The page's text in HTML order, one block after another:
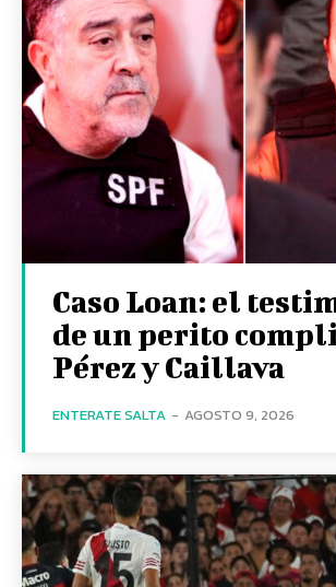
Caso Loan: el
de un perito
Pérez y Caillava
ENTERATE SALTA - AGOSTO 9, 2026